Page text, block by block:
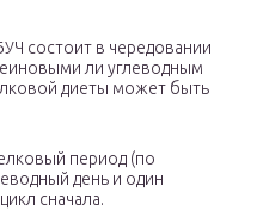
состоит в чередовании
ли углеводным
диеты может быть
период (по
день и один
сначала.